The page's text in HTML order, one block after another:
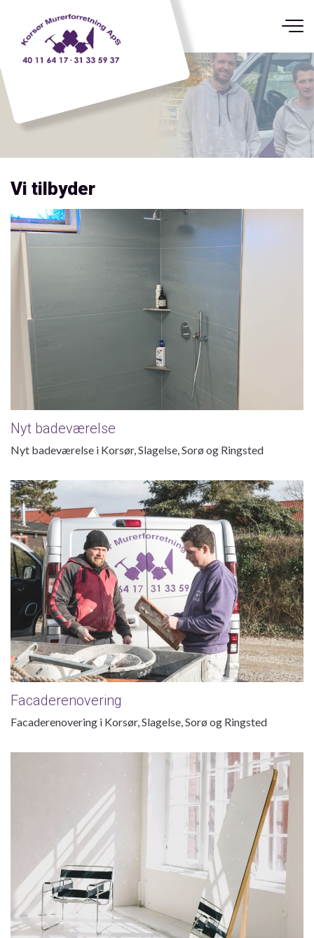
hovedindhold
Vi tilbyder
Nyt badeværelse
Nyt badeværelse
Nyt badeværelse i Korsør, Slagelse, Sorø og Ringsted
Facaderenovering
Facaderenovering
Facaderenovering i Korsør, Slagelse, Sorø og Ringsted